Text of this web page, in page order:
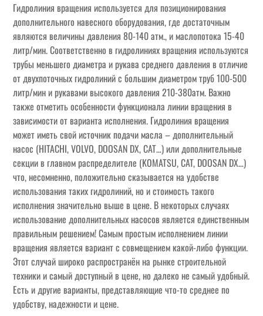
Гидролиния вращения используется для позиционирования
дополнительного навесного оборудования, где достаточным
являются величины давления 80-140 атм., и маслопотока 15-40
литр/мин. Соответственно в гидролиниях вращения используются
трубы меньшего диаметра и рукава среднего давления в отличие
от двухпоточных гидролиний с большим диаметром труб 100-500
литр/мин и рукавами высокого давления 210-380атм. Важно
также отметить особенности функционала линии вращения в
зависимости от варианта исполнения. Гидролиния вращения
может иметь свой источник подачи масла – дополнительный
насос (HITACHI, VOLVO, DOOSAN DX, CAT…) или дополнительные
секции в главном распределителе (KOMATSU, CAT, DOOSAN DX…)
что, несомненно, положительно сказывается на удобстве
использования таких гидролиний, но и стоимость такого
исполнения значительно выше в цене. В некоторых случаях
использование дополнительных насосов является единственным
правильным решением! Самым простым исполнением линии
вращения является вариант с совмещением какой-либо функции.
Этот случай широко распространён на рынке строительной
техники и самый доступный в цене, но далеко не самый удобный.
Есть и другие варианты, представляющие что-то среднее по
удобству, надежности и цене.